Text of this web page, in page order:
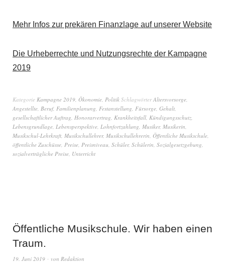
Mehr Infos zur prekären Finanzlage auf unserer Website
Die Urheberrechte und Nutzungsrechte der Kampagne
2019
Kategorie Kampagne 2019, Ökonomie, Politik SchlagwörterAltersvorsorge,
Angestellte, Beruf, Familienplanung, Festanstellung, Fürsorge, Gehalt,
gesellschaftlicher Auftrag, Honorarvertrag, Krankheitsfall, Kündigungsschutz,
Lebensgrundlage, Lebensperspektive, Lohnfortzahlung, Musiker, Musikerin,
Musikschul-Lehrkraft, Musikschullehrer, Musikschullehrerin, Öffentliche Musikschule,
öffentliche Zuschüsse, Preise, Preisniveau, Schüler, Schülerin, Sozialgesetzgebung,
sozialverträgliche Preise, Unterricht
Öffentliche Musikschule. Wir haben einen
Traum.
19. Juni 2019 von Redaktion